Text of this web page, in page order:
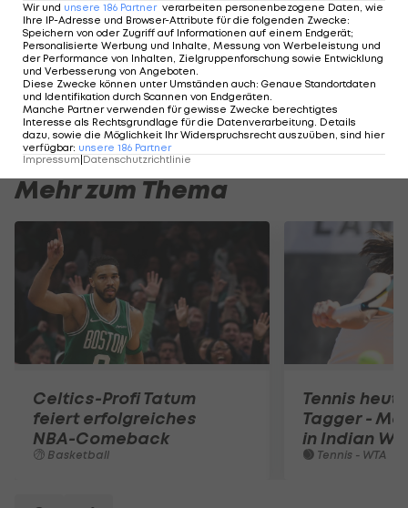
SLIDESHOW
STARTEN
Mehr zum Thema
Celtics-Profi Tatum
feiert erfolgreiches
NBA-Comeback
Basketball
Tennis
Tagger -
in Indian
Tennis - WTA
Wir und unsere 186 Partner verarbeiten personenbezogene Daten, wie
Ihre IP-Adresse und Browser-Attribute für die folgenden Zwecke:
Speichern von oder Zugriff auf Informationen auf einem Endgerät;
Personalisierte Werbung und Inhalte, Messung von Werbeleistung und
der Performance von Inhalten, Zielgruppenforschung sowie Entwicklung
und Verbesserung von Angeboten.
Diese Zwecke können unter Umständen auch: Genaue Standortdaten
und Identifikation durch Scannen von Endgeräten.
Manche Partner verwenden für gewisse Zwecke berechtigtes
Interesse als Rechtsgrundlage für die Datenverarbeitung. Details
dazu, sowie die Möglichkeit Ihr Widerspruchsrecht auszuüben, sind hier
verfügbar: unsere 186 Partner
Impressum Datenschutzrichtlinie